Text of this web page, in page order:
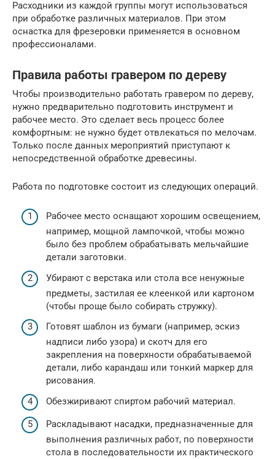
Расходники из каждой группы могут использоваться
при обработке различных материалов. При этом
оснастка для фрезеровки применяется в основном
профессионалами.
Правила работы гравером по дереву
Чтобы производительно работать гравером по дереву,
нужно предварительно подготовить инструмент и
рабочее место. Это сделает весь процесс более
комфортным: не нужно будет отвлекаться по мелочам.
Только после данных мероприятий приступают к
непосредственной обработке древесины.
Работа по подготовке состоит из следующих операций.
Рабочее место оснащают хорошим освещением,
например, мощной лампочкой, чтобы можно
было без проблем обрабатывать мельчайшие
детали заготовки.
Убирают с верстака или стола все ненужные
предметы, застилая ее клеенкой или картоном
(чтобы проще было собирать стружку).
Готовят шаблон из бумаги (например, эскиз
надписи либо узора) и скотч для его
закрепления на поверхности обрабатываемой
детали, либо карандаш или тонкий маркер для
рисования.
Обезжиривают спиртом рабочий материал.
Раскладывают насадки, предназначенные для
выполнения различных работ, по поверхности
стола в последовательности их практического